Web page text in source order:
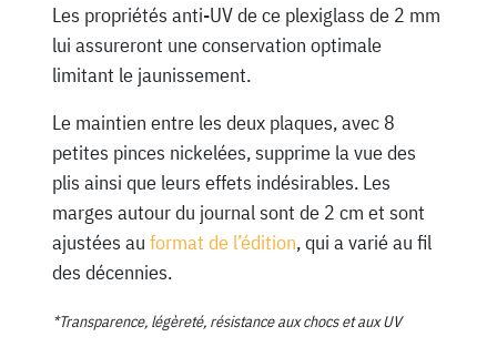
Les propriétés anti-UV de ce plexiglass de 2 mm
lui assureront une conservation optimale
limitant le jaunissement.
Le maintien entre les deux plaques, avec 8
petites pinces nickelées, supprime la vue des
plis ainsi que leurs effets indésirables. Les
marges autour du journal sont de 2 cm et sont
ajustées au format de l’édition, qui a varié au fil
des décennies.
*Transparence, légèreté, résistance aux chocs et aux UV